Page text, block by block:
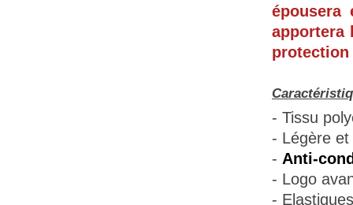
épousera
apportera
protection
- Tissu
- Légère
- Anti-
- Logo
-